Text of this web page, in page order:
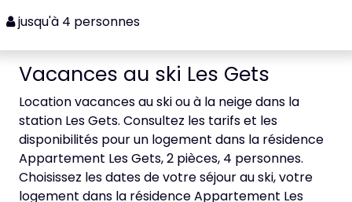
jusqu'à 4 personnes
Vacances au ski Les Gets
Location vacances au ski ou à la neige dans la
station Les Gets. Consultez les tarifs et les
disponibilités pour un logement dans la résidence
Appartement Les Gets, 2 pièces, 4 personnes.
Choisissez les dates de votre séjour au ski, votre
logement dans la résidence Appartement Les